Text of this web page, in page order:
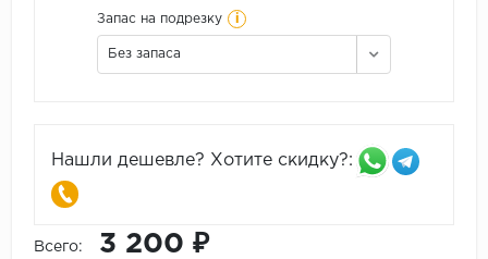
Запас на подрезку i
Без запаса
Нашли дешевле? Хотите скидку?:
Всего: 3 200 ₽